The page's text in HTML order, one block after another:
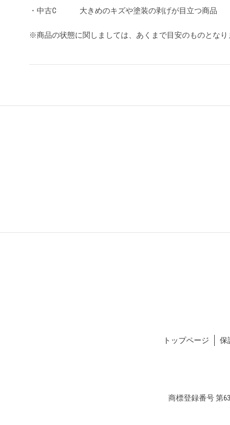
・中古C 大きめのキズや塗装の剥げが目立つ商品
※商品の状態に関しましては、あくまで目安のものとなり
トップページ 保
商標登録番号 第